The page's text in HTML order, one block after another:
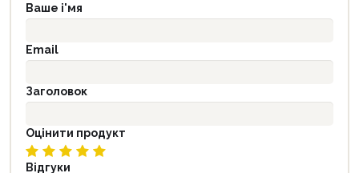
Ваше і'мя
Email
Заголовок
Оцінити продукт
Відгуки